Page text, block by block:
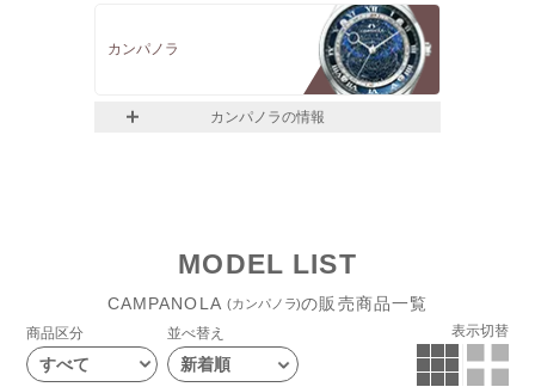
カンパノラ
カンパノラの情報
MODEL LIST
CAMPANOLA(カンパノラ)の販売商品一覧
商品区分
すべて
並べ替え 表示切替